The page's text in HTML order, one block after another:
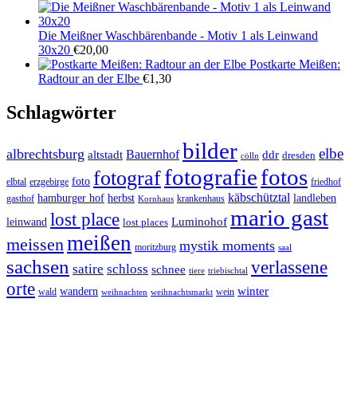
Die Meißner Waschbärenbande - Motiv 1 als Leinwand
30x20 €20,00
Postkarte Meißen:
Radtour an der Elbe €1,30
Schlagwörter
albrechtsburg altstadt Bauernhof bilder cölln ddr dresden elbe
elbtal erzgebirge foto fotograffotografiefotos friedhof
gasthof hamburger hof herbst Kornhaus krankenhaus käbschütztal landleben
leinwand lost place lost places Luminohof mario gast
meissenmeißen moritzburg mystik moments saal
sachsen satire schloss schnee tiere triebischtal verlassene
orte wald wandern weihnachten weihnachtsmarkt wein winter